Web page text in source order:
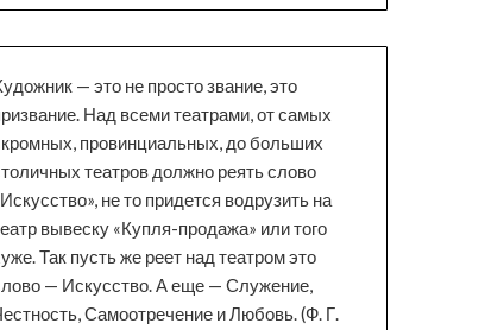
— это не просто звание, это
Над всеми театрами, от самых
провинциальных, до больших
театров должно реять слово
не то придется водрузить на
вывеску «Купля-продажа» или того
Так пусть же реет над театром это
— Искусство. А еще — Служение,
Самоотречение и Любовь. (Ф. Г.